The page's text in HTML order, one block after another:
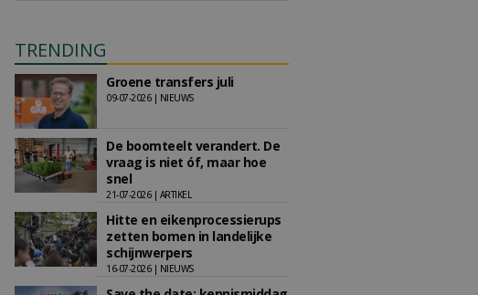
TRENDING
Groene transfers juli
09-07-2026 | NIEUWS
De boomteelt verandert. De
vraag is niet óf, maar hoe
snel
21-07-2026 | ARTIKEL
Hitte en eikenprocessierups
zetten bomen in landelijke
schijnwerpers
16-07-2026 | NIEUWS